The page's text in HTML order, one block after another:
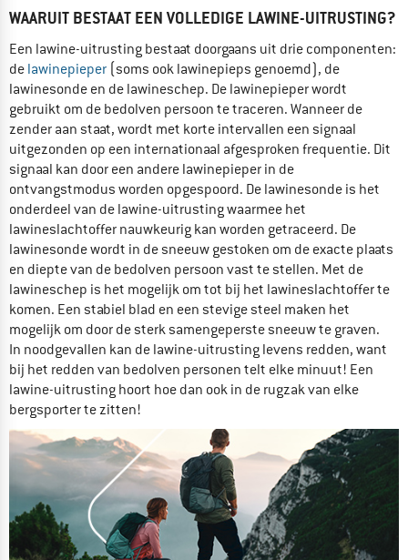
WAARUIT BESTAAT EEN VOLLEDIGE LAWINE-UITRUSTING?
Een lawine-uitrusting bestaat doorgaans uit drie componenten:
de lawinepieper (soms ook lawinepieps genoemd), de
lawinesonde en de lawineschep. De lawinepieper wordt
gebruikt om de bedolven persoon te traceren. Wanneer de
zender aan staat, wordt met korte intervallen een signaal
uitgezonden op een internationaal afgesproken frequentie. Dit
signaal kan door een andere lawinepieper in de
ontvangstmodus worden opgespoord. De lawinesonde is het
onderdeel van de lawine-uitrusting waarmee het
lawineslachtoffer nauwkeurig kan worden getraceerd. De
lawinesonde wordt in de sneeuw gestoken om de exacte plaats
en diepte van de bedolven persoon vast te stellen. Met de
lawineschep is het mogelijk om tot bij het lawineslachtoffer te
komen. Een stabiel blad en een stevige steel maken het
mogelijk om door de sterk samengeperste sneeuw te graven.
In noodgevallen kan de lawine-uitrusting levens redden, want
bij het redden van bedolven personen telt elke minuut! Een
lawine-uitrusting hoort hoe dan ook in de rugzak van elke
bergsporter te zitten!